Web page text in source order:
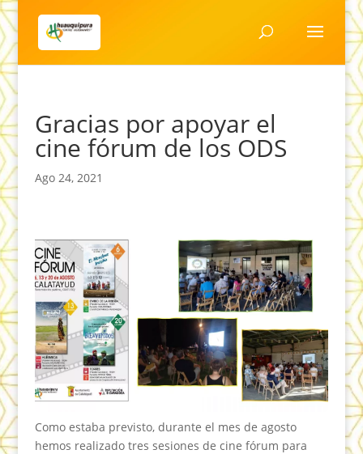
Gracias por apoyar el
cine fórum de los ODS
Ago 24, 2021
Como estaba previsto, durante el mes de agosto
hemos realizado tres sesiones de cine fórum para